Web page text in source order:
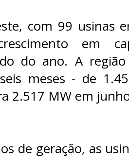
com 99 usinas
em
do ano. A
meses - de
2.517 MW em
de geração, as